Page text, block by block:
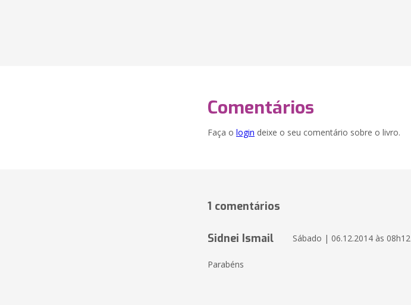
Comentários
Faça o login deixe o seu comentário sobre o livro.
1 comentários
Sidnei Ismail Sábado | 06.12.2014 às 08h12
Parabéns